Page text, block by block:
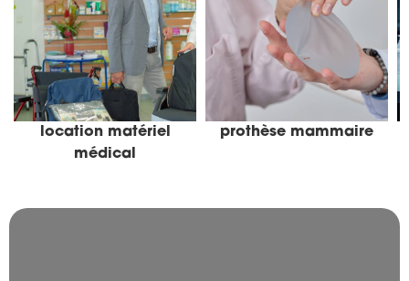
location matériel
médical
prothèse mammaire